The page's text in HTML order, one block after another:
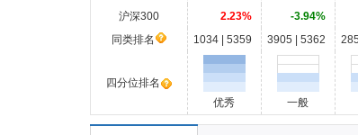
沪深300
2.23% -3.94%
同类排名
1034 | 5359 3905 | 5362
四分位排名
优秀
一般